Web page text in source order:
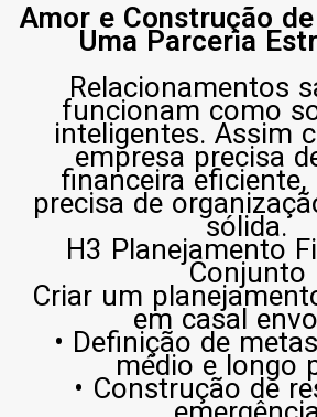
Amor e Construção
Uma Parceria
Relacionamentos
funcionam como
inteligentes. Assim
empresa precisa
financeira
precisa de
sólida.
H3 Planejamento
Conjunto
Criar um
em casal
• Definição de
médio e longo
• Construção de